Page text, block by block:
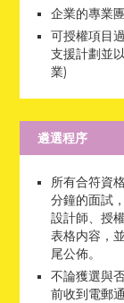
企業的專業
可授權項目
支援計劃並
業)
遴選程序
所有合符資
分鐘的面試
設計師、授
表格内容，
尾公佈。
不論獲選與
前收到電郵